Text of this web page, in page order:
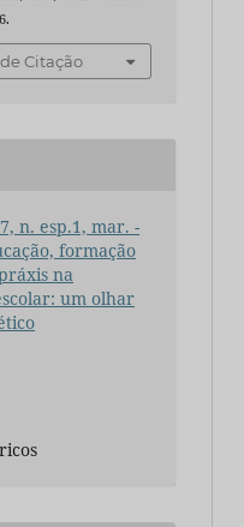
Citação
n. esp.1, mar. -
formação
na
um olhar